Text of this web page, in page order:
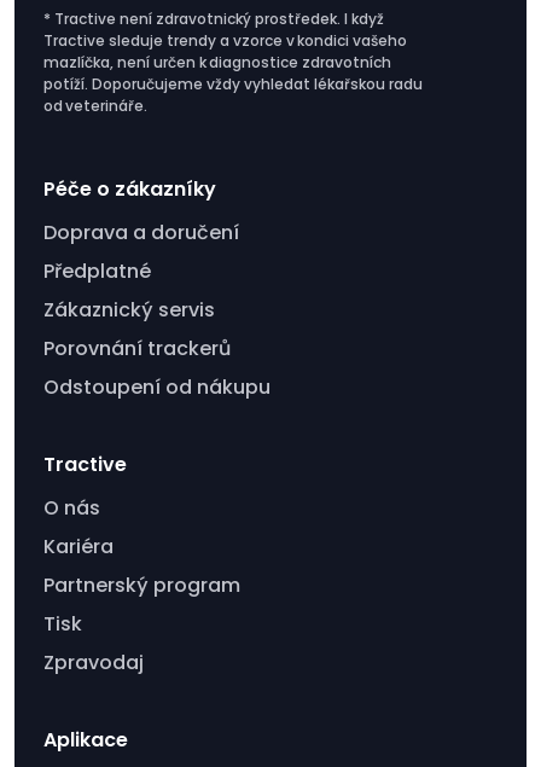
* Tractive není zdravotnický prostředek. I když
Tractive sleduje trendy a vzorce v kondici vašeho
mazlíčka, není určen k diagnostice zdravotních
potíží. Doporučujeme vždy vyhledat lékařskou radu
od veterináře.
Péče o zákazníky
Doprava a doručení
Předplatné
Zákaznický servis
Porovnání trackerů
Odstoupení od nákupu
Tractive
O nás
Kariéra
Partnerský program
Tisk
Zpravodaj
Aplikace